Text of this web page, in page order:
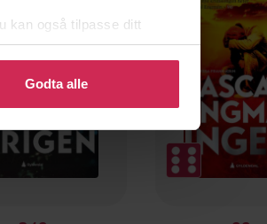
kan også tilpasse ditt
eller endre ditt samtykke.
Godta alle